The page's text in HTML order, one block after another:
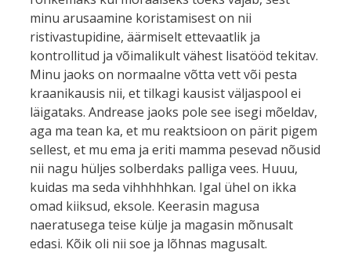
minu arusaamine koristamisest on nii
ristivastupidine, äärmiselt ettevaatlik ja
kontrollitud ja võimalikult vähest lisatööd tekitav.
Minu jaoks on normaalne võtta vett või pesta
kraanikausis nii, et tilkagi kausist väljaspool ei
läigataks. Andrease jaoks pole see isegi mõeldav,
aga ma tean ka, et mu reaktsioon on pärit pigem
sellest, et mu ema ja eriti mamma pesevad nõusid
nii nagu hüljes solberdaks palliga vees. Huuu,
kuidas ma seda vihhhhhkan. Igal ühel on ikka
omad kiiksud, eksole. Keerasin magusa
naeratusega teise külje ja magasin mõnusalt
edasi. Kõik oli nii soe ja lõhnas magusalt.